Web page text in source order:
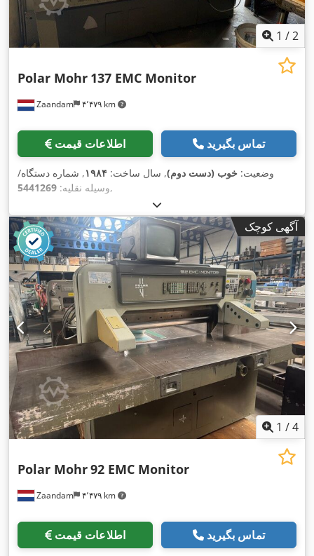
1 /2
Zaandam ۴٬۴۷۹ km
Polar Mohr 137 EMC Monitor
اطلاعات قیمت تماس بگیرید
وضعیت: خوب (دست دوم), سال ساخت: ۱۹۸۴, شماره دستگاه/
وسیله نقلیه: 5441269 ,
آگهی کوچک
1 /4
Zaandam ۴٬۴۷۹ km
Polar Mohr92 EMC Monitor
اطلاعات قیمت تماس بگیرید